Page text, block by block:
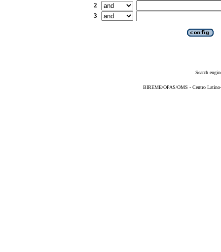
2
3
Search
BIREME/OPAS/OMS - Centro Latino-